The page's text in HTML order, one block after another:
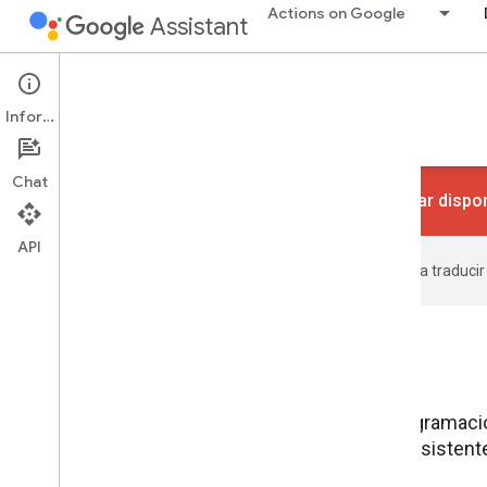
Assistant Actions on Google
Conversational Actions
Guías
Las acciones de conversación dejaron de estar
Google utiliza tecnología de IA para
Los codelabs ofrecen una experiencia de
el proceso de compilación de acciones para
Información
Chat
API